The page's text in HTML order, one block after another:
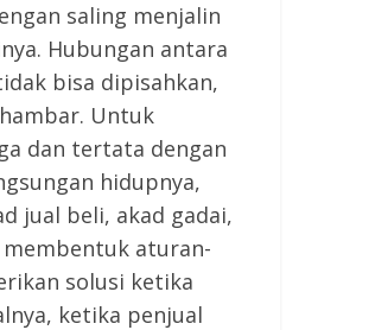
saling menjalin
Hubungan antara
bisa dipisahkan,
Untuk
dan tertata dengan
hidupnya,
jual beli, akad gadai,
membentuk aturan-
solusi ketika
ketika penjual